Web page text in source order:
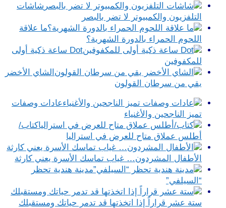
شاشات
التلفزيون والكمبيوتر لا تضر بالبصر
ما علاقة
اللحوم الحمراء بالدورة الشهرية؟
Dot ساعة ذكية أولى
للمكفوفين
الشاي الأخضر
يقي من سرطان القولون
عادات وصفات
تميز الناجحين والأغنياء
كتاب/
أطلس عملاق متاح للعرض في استراليا
الأطفال المشردون… غياب تماسك الأسرة يعني كارثة
مدينة هندية تحظر
“السيلفي”
ستة عشر قراراً إذا اتخذتها قد تدمر حياتك ومستقبلك